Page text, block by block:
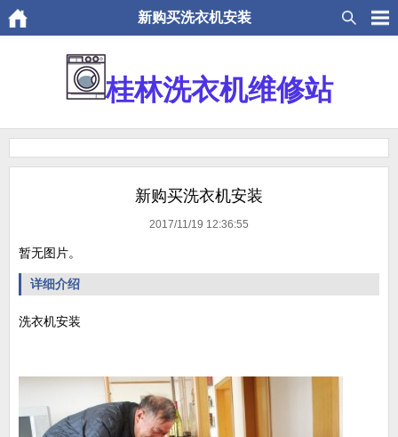
新购买洗衣机安装
桂林洗衣机维修站
新购买洗衣机安装
2017/11/19 12:36:55
暂无图片。
详细介绍
洗衣机安装